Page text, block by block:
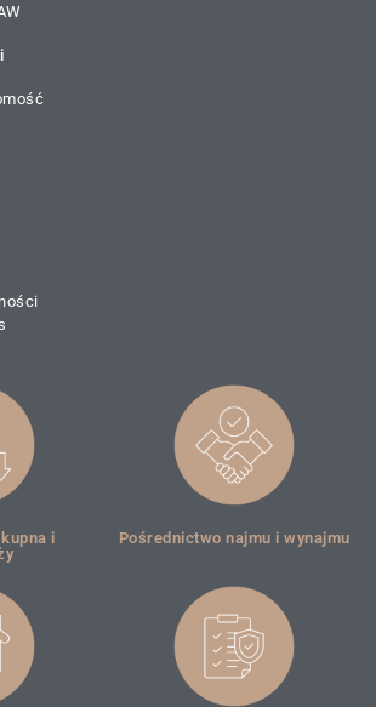
i
Pośrednictwo najmu i wynajmu